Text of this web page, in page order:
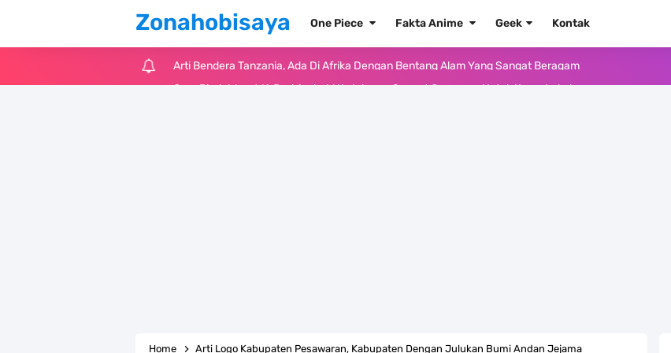
Zonahobisaya One Piece Fakta Anime Geek Kontak
Cara Pindahkan WA Dari Android Ke Iphone, Sangat Gampang Untuk Kamu Lakukan
Home Arti Logo Kabupaten Pesawaran, Kabupaten Dengan Julukan Bumi Andan Jejama